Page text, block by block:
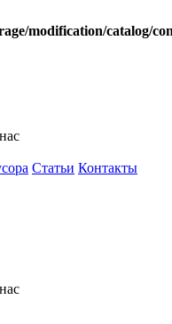
modification/catalog/
Статьи Контакты